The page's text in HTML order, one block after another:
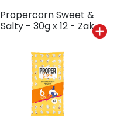
Propercorn Sweet &
Salty - 30g x 12 - Zak